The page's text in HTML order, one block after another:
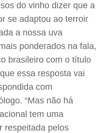
do vinho dizer que a
se adaptou ao terroir
a nossa uva
ponderados na fala,
brasileiro com o título
essa resposta vai
com
“Mas não há
tem uma
respeitada pelos